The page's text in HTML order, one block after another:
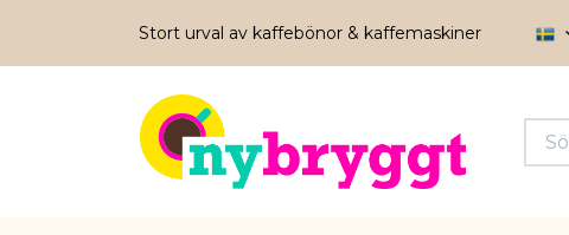
Stort urval av kaffebönor & kaffemaskiner